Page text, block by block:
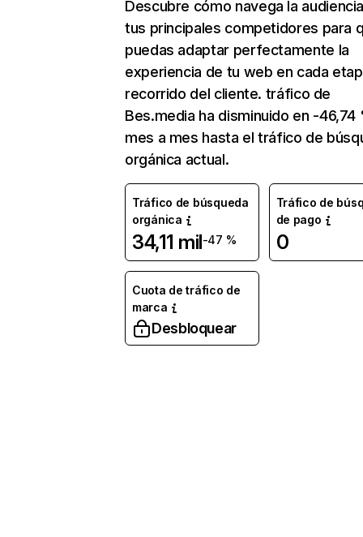
Descubre cómo navega la
tus principales competidores para
puedas adaptar perfectamente la
experiencia de tu web en cada
recorrido del cliente. tráfico de
Bes.media ha disminuido en -46,74
mes a mes hasta el tráfico de
orgánica actual.
Tráfico de búsqueda
orgánica
34,11 mil-47 %
Tráfico de
de pago
0
Cuota de tráfico de
marca
Desbloquear